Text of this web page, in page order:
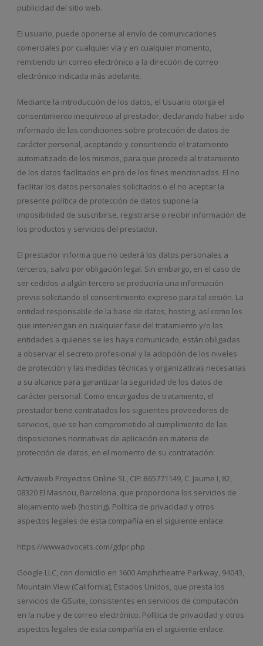
publicidad del sitio web.
El usuario, puede oponerse al envío de comunicaciones
comerciales por cualquier vía y en cualquier momento,
remitiendo un correo electrónico a la dirección de correo
electrónico indicada más adelante.
Mediante la introducción de los datos, el Usuario otorga el
consentimiento inequívoco al prestador, declarando haber sido
informado de las condiciones sobre protección de datos de
carácter personal, aceptando y consintiendo el tratamiento
automatizado de los mismos, para que proceda al tratamiento
de los datos facilitados en pro de los fines mencionados. El no
facilitar los datos personales solicitados o el no aceptar la
presente política de protección de datos supone la
imposibilidad de suscribirse, registrarse o recibir información de
los productos y servicios del prestador.
El prestador informa que no cederá los datos personales a
terceros, salvo por obligación legal. Sin embargo, en el caso de
ser cedidos a algún tercero se produciría una información
previa solicitando el consentimiento expreso para tal cesión. La
entidad responsable de la base de datos, hosting, así como los
que intervengan en cualquier fase del tratamiento y/o las
entidades a quienes se les haya comunicado, están obligadas
a observar el secreto profesional y la adopción de los niveles
de protección y las medidas técnicas y organizativas necesarias
a su alcance para garantizar la seguridad de los datos de
carácter personal. Como encargados de tratamiento, el
prestador tiene contratados los siguientes proveedores de
servicios, que se han comprometido al cumplimiento de las
disposiciones normativas de aplicación en materia de
protección de datos, en el momento de su contratación:
Activaweb Proyectos Online SL, CIF: B65771149, C. Jaume I, 82,
08320 El Masnou, Barcelona, ​​que proporciona los servicios de
alojamiento web (hosting). Política de privacidad y otros
aspectos legales de esta compañía en el siguiente enlace:
https://wwwadvocats.com/gdpr.php
Google LLC, con domicilio en 1600 Amphitheatre Parkway, 94043,
Mountain View (California), Estados Unidos, que presta los
servicios de GSuite, consistentes en servicios de computación
en la nube y de correo electrónico. Política de privacidad y otros
aspectos legales de esta compañía en el siguiente enlace: